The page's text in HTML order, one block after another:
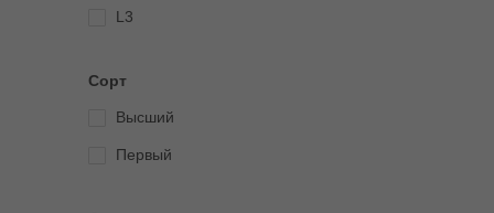
L3
Сорт
Высший
Первый